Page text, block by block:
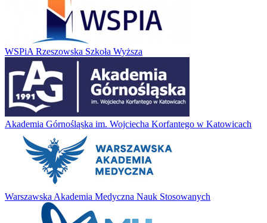
WSPiA Rzeszowska Szkoła Wyższa
Akademia Górnośląska im. Wojciecha Korfantego w Katowicach
Warszawska Akademia Medyczna Nauk Stosowanych